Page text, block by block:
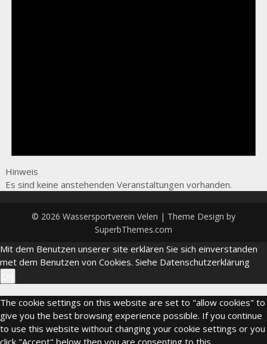
Hinweis
Es sind keine anstehenden Veranstaltungen vorhanden.
© 2026 Wassersportverein Velen | Theme Design by
SuperbThemes.com
Mit dem Benutzen unserer site erklären Sie sich einverstanden
met dem Benutzen von Cookies. Siehe Datenschutzerklärung
The cookie settings on this website are set to "allow cookies" to
give you the best browsing experience possible. If you continue
to use this website without changing your cookie settings or you